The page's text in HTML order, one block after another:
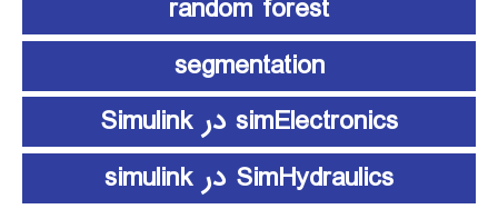
random forest
segmentation
simElectronics در Simulink
SimHydraulics در simulink